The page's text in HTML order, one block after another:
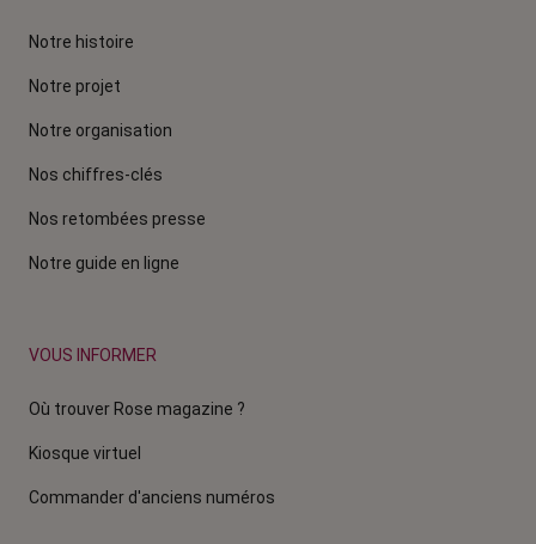
Notre histoire
Notre projet
Notre organisation
Nos chiffres-clés
Nos retombées presse
Notre guide en ligne
VOUS INFORMER
Où trouver Rose magazine ?
Kiosque virtuel
Commander d'anciens numéros